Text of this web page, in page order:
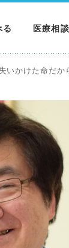
る 医療相談
いかけた命だか